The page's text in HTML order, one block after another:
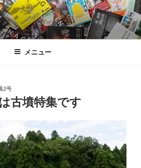
メニュー
2号
古墳特集です